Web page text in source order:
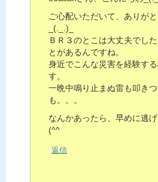
ご心配いただいて、ありが
_(._.)_
ＢＲ３のとこは大丈夫でし
とがあるんですね。
身近でこんな災害を経験す
す。
一晩中鳴り止まぬ雷も叩き
も。。。
なんかあったら、早めに逃
(^^ゞ
返信